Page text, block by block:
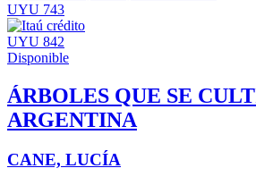
UYU 743
UYU 842
Disponible
ÁRBOLES QUE SE
ARGENTINA
CANE, LUCÍA